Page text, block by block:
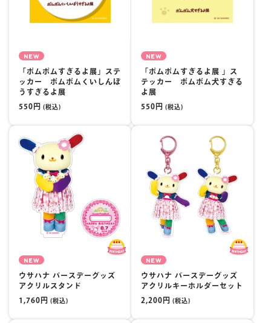
NEW
「ポムポムすぎるよ展」ステ
ッカー ポムポムくいしんぼ
うすぎるよ展
550円 (税込)
NEW
「ポムポムすぎるよ展 」ス
テッカー ポムポム犬すぎる
よ展
550円 (税込)
NEW
ウサハナ バースデーグッズ
アクリルスタンド
1,760円 (税込)
NEW
ウサハナ バースデーグッズ
アクリルキーホルダーセット
2,200円 (税込)